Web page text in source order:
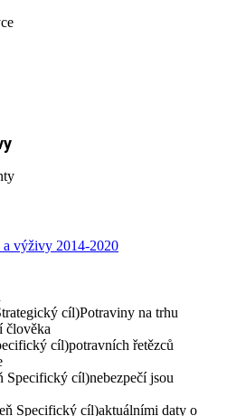
a výživy 2014-2020
cíl)Potraviny na trhu
člověka
cíl)potravních řetězců
Specifický cíl)nebezpečí jsou
Specifický cíl)aktuálními daty o